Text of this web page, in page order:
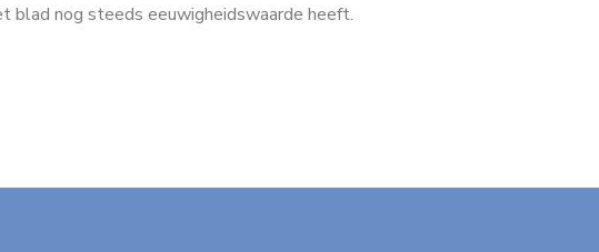
blad nog steeds eeuwigheidswaarde heeft.